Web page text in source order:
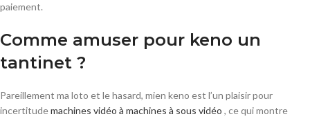
paiement.
Comme amuser pour keno un
tantinet ?
Pareillement ma loto et le hasard, mien keno est l’un plaisir pour
incertitudemachines vidéo à machines à sous vidéo , ce qui montre